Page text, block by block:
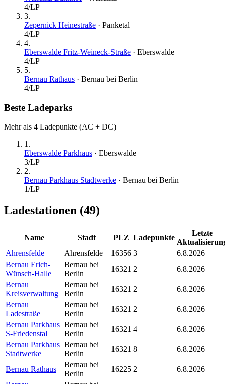
4/LP
3.
Zepernick Heinestraße · Panketal
4/LP
4.
Eberswalde Fritz-Weineck-Straße · Eberswalde
4/LP
5.
Bernau Rathaus · Bernau bei Berlin
4/LP
Beste Ladeparks
Mehr als 4 Ladepunkte (AC + DC)
1 .
Eberswalde Parkhaus · Eberswalde
3/LP
2.
Bernau Parkhaus Stadtwerke · Bernau bei Berlin
1/LP
Ladestationen (49)
Name Stadt PLZ Ladepunkte
Letzte
Ahrensfelde
Ahrensfelde 16356 3
6.8.2026
Bernau Erich-
Wünsch-Halle
Bernau bei
Berlin
16321 2
6.8.2026
Bernau
Kreisverwaltung
Bernau bei
Berlin
16321 2
6.8.2026
Bernau
Ladestraße
Bernau bei
Berlin
16321 2
6.8.2026
Bernau Parkhaus
S-Friedenstal
Bernau bei
Berlin
16321 4
6.8.2026
Bernau Parkhaus
Stadtwerke
Bernau bei
Berlin
16321 8 6.8.2026
Bernau Rathaus
Bernau bei
Berlin
16225 2
6.8.2026